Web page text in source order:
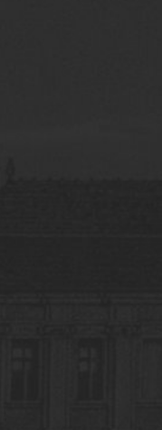
1997, nr
1997, nr
1997, nr
1997, nr
1997, nr